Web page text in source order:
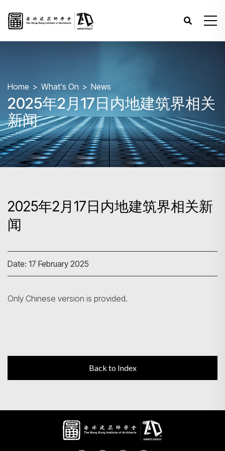
Home What's On News
2025年2月17日内地建筑界相关
新闻
2025年2月17日内地建筑界相关新
闻
Date: 17 February 2025
Only Chinese version is provided.
Back to Index